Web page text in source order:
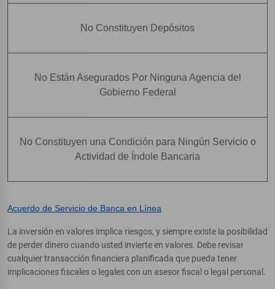
No Constituyen Depósitos
No Están Asegurados Por Ninguna Agencia del
Gobierno Federal
No Constituyen una Condición para Ningún Servicio o
Actividad de Índole Bancaria
Acuerdo de Servicio de Banca en Línea
La inversión en valores implica riesgos, y siempre existe la posibilidad
de perder dinero cuando usted invierte en valores. Debe revisar
cualquier transacción financiera planificada que pueda tener
implicaciones fiscales o legales con un asesor fiscal o legal personal.